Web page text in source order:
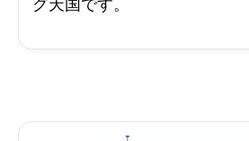
グ天国です。